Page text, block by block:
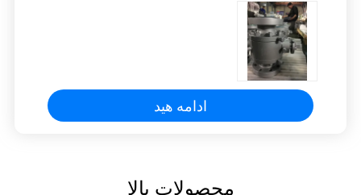
ادامه هید
محصولات بالا